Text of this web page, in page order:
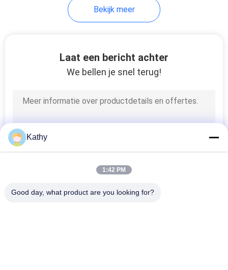
YUCHAI-Diesel
Generatorreeks
Open Diesel
Generator
Bekijk meer
Laat een bericht achter
We bellen je snel terug!
Kathy
1:42 PM
Good day, what product are you looking for?